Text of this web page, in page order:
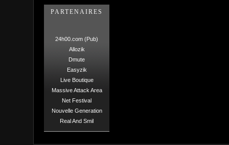
PARTENAIRES
24h00.com (Pub)
Allozik
Dmute
Easyzik
Live Boutique
Massive Attack Area
Net Festival
Nouvelle Generation
Real And Smil